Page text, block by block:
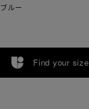
ブルー
Find your size